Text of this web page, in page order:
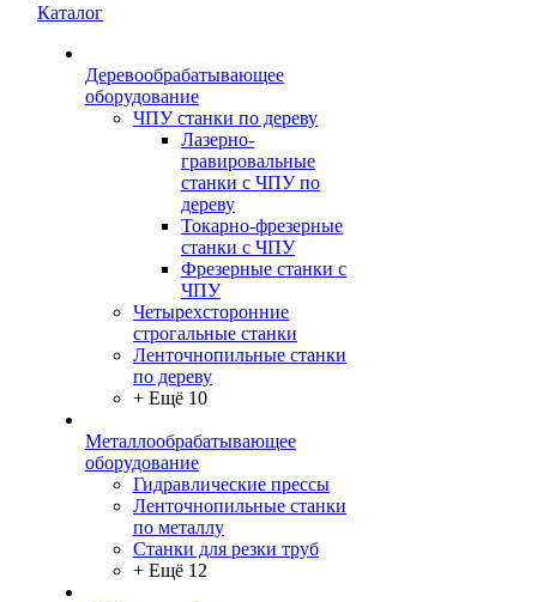
Каталог
Деревообрабатывающее
оборудование
ЧПУ станки по дереву
Лазерно-
гравировальные
станки с ЧПУ по
дереву
Токарно-фрезерные
станки с ЧПУ
Фрезерные станки с
ЧПУ
Четырехсторонние
строгальные станки
Ленточнопильные станки
по дереву
+ Ещё 10
Металлообрабатывающее
оборудование
Гидравлические прессы
Ленточнопильные станки
по металлу
Станки для резки труб
+ Ещё 12